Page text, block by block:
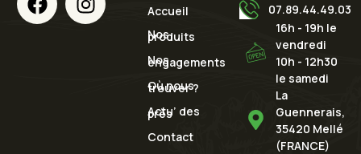
Accueil
Nos
produits
Nos
engagements
Où nous
trouver ?
Actu’ des
près
Contact
07.89.44.49.03
16h - 19h le
vendredi
10h - 12h30
le samedi
La
Guennerais,
35420 Mellé
(FRANCE)